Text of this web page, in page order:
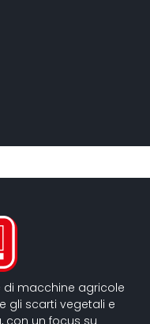
di macchine agricole
gli scarti vegetali e